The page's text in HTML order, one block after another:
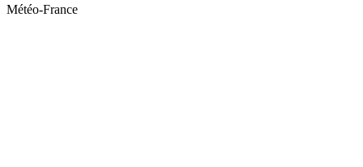
Météo-France